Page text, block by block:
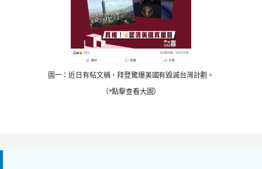
圖一：近日有帖文稱，拜登驚爆美國有毀滅台灣計劃。
（*點擊查看大圖）